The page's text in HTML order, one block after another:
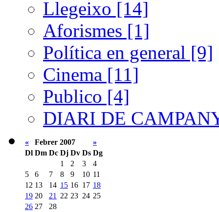
Llegeixo [14]
Aforismes [1]
Política en general [9]
Cinema [11]
Publico [4]
DIARI DE
« Febrer 2007
»
Dl Dm Dc Dj Dv Ds Dg
1
2 3
4
5
6 7 8 9 10 11
12 13 14 15 16 17 18
19 20 21 22 23 24 25
26 27 28